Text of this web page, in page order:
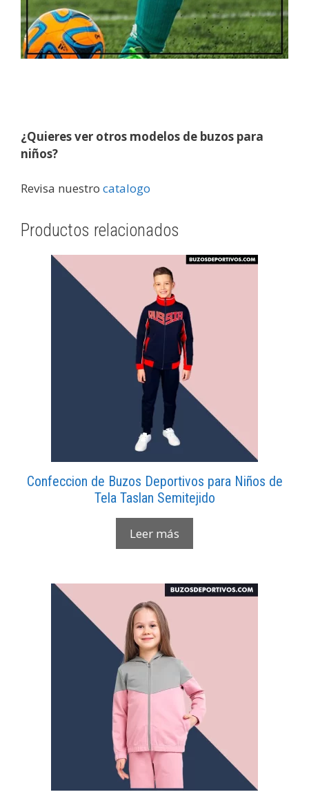
¿Quieres ver otros modelos de buzos para
niños?
Revisa nuestro catalogo
Productos relacionados
Confeccion de Buzos Deportivos para Niños de
Tela Taslan Semitejido
Leer más